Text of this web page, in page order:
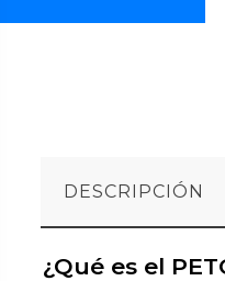
DESCRIPCIÓN
¿Qué es el